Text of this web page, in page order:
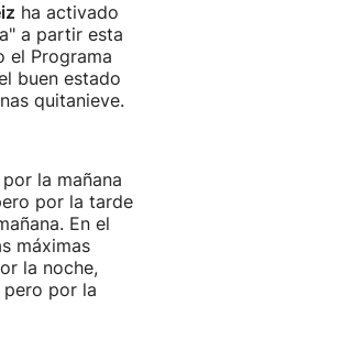
ha activado
a partir esta
el Programa
buen estado
quitanieve.
la mañana
por la tarde
En el
máximas
la noche,
por la